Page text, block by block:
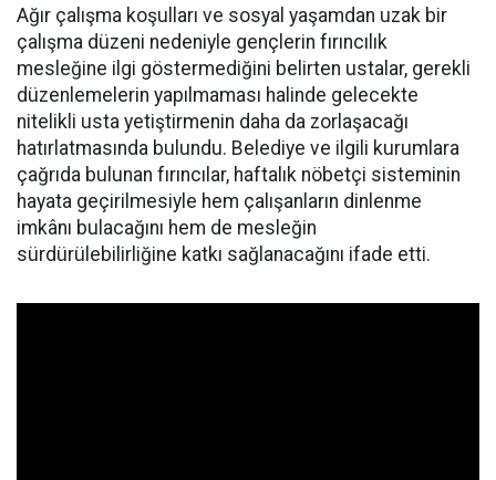
Ağır çalışma koşulları ve sosyal yaşamdan uzak bir
çalışma düzeni nedeniyle gençlerin fırıncılık
mesleğine ilgi göstermediğini belirten ustalar, gerekli
düzenlemelerin yapılmaması halinde gelecekte
nitelikli usta yetiştirmenin daha da zorlaşacağı
hatırlatmasında bulundu. Belediye ve ilgili kurumlara
çağrıda bulunan fırıncılar, haftalık nöbetçi sisteminin
hayata geçirilmesiyle hem çalışanların dinlenme
imkânı bulacağını hem de mesleğin
sürdürülebilirliğine katkı sağlanacağını ifade etti.